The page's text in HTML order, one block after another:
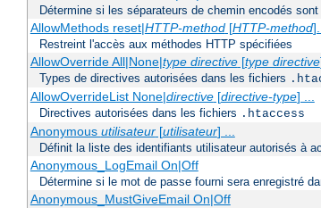
Détermine si les séparateurs de chemin encodés
AllowMethods reset|HTTP-method[HTTP-method
Restreint l'accès aux méthodes HTTP spécifiées
AllowOverride All|None|type directive[type directive
Types de directives autorisées dans les fichiers
AllowOverrideList None|directive[directive-type] ...
Directives autorisées dans les fichiers .htaccess
Anonymous utilisateur[utilisateur] ...
Définit la liste des identifiants utilisateur autorisés à
Anonymous_LogEmail On|Off
Détermine si le mot de passe fourni sera enregistré
Anonymous_MustGiveEmail On|Off